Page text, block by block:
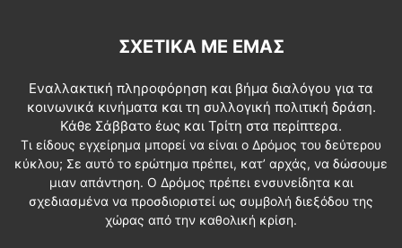
ΣΧΕΤΙΚΆ ΜΕ ΕΜΆΣ
Εναλλακτική πληροφόρηση και βήμα διαλόγου για τα
κοινωνικά κινήματα και τη συλλογική πολιτική δράση.
Κάθε Σάββατο έως και Τρίτη στα περίπτερα.
Τι είδους εγχείρημα μπορεί να είναι ο Δρόμος του δεύτερου
κύκλου; Σε αυτό το ερώτημα πρέπει, κατ’ αρχάς, να δώσουμε
μιαν απάντηση. Ο Δρόμος πρέπει ενσυνείδητα και
σχεδιασμένα να προσδιοριστεί ως συμβολή διεξόδου της
χώρας από την καθολική κρίση.